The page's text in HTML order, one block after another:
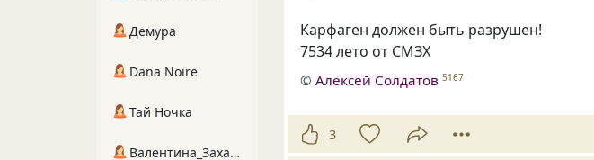
Карфаген должен быть разрушен!
7534 лето от СМЗХ
©Алексей Солдатов 5167
3
Демура
Dana Noire
Тай Ночка
Валентина_Захарова